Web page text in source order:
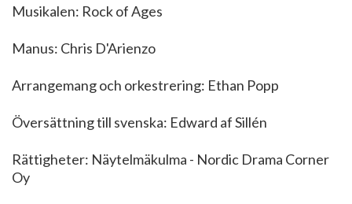
Musikalen: Rock of Ages
Manus: Chris D'Arienzo
Arrangemang och orkestrering: Ethan Popp
Översättning till svenska: Edward af Sillén
Rättigheter: Näytelmäkulma - Nordic Drama Corner
Oy